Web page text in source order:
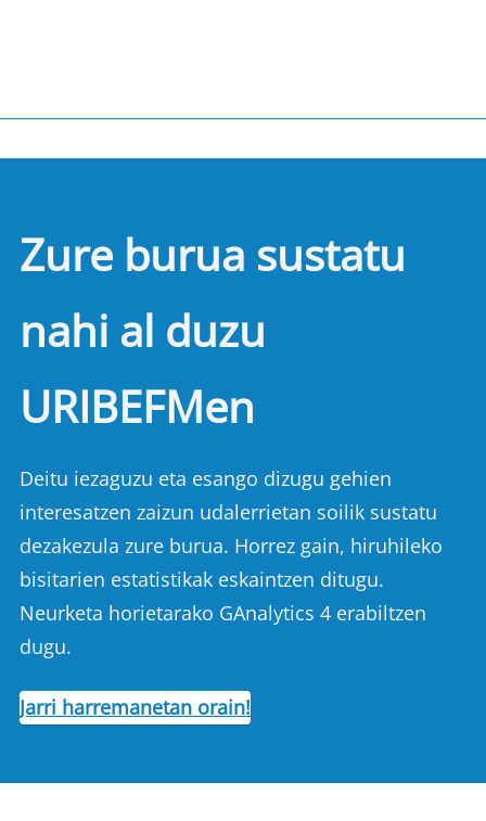
Zure burua sustatu
nahi al duzu
URIBEFMen
Deitu iezaguzu eta esango dizugu gehien
interesatzen zaizun udalerrietan soilik sustatu
dezakezula zure burua. Horrez gain, hiruhileko
bisitarien estatistikak eskaintzen ditugu.
Neurketa horietarako GAnalytics 4 erabiltzen
dugu.
Jarri harremanetan orain!